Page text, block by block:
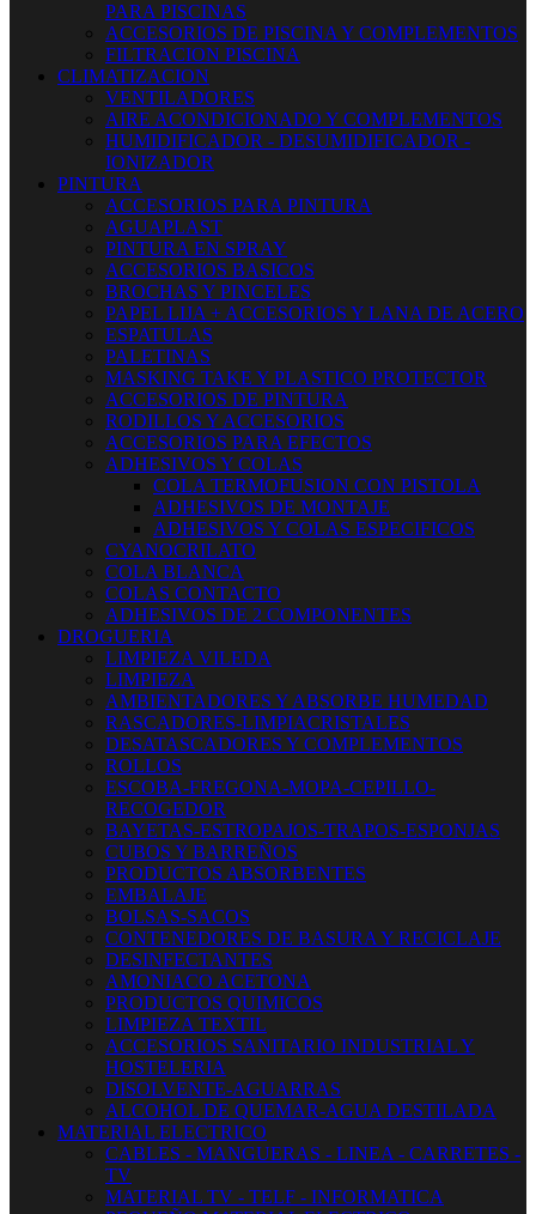
PARA PISCINAS
ACCESORIOS DE PISCINA Y COMPLEMENTOS
FILTRACION PISCINA
CLIMATIZACION
VENTILADORES
AIRE ACONDICIONADO Y COMPLEMENTOS
HUMIDIFICADOR - DESUMIDIFICADOR -
IONIZADOR
PINTURA
ACCESORIOS PARA PINTURA
AGUAPLAST
PINTURA EN SPRAY
ACCESORIOS BASICOS
BROCHAS Y PINCELES
PAPEL LIJA + ACCESORIOS Y LANA DE ACERO
ESPATULAS
PALETINAS
MASKING TAKE Y PLASTICO PROTECTOR
ACCESORIOS DE PINTURA
RODILLOS Y ACCESORIOS
ACCESORIOS PARA EFECTOS
ADHESIVOS Y COLAS
COLA TERMOFUSION CON PISTOLA
ADHESIVOS DE MONTAJE
ADHESIVOS Y COLAS ESPECIFICOS
CYANOCRILATO
COLA BLANCA
COLAS CONTACTO
ADHESIVOS DE 2 COMPONENTES
DROGUERIA
LIMPIEZA VILEDA
LIMPIEZA
AMBIENTADORES Y ABSORBE HUMEDAD
RASCADORES-LIMPIACRISTALES
DESATASCADORES Y COMPLEMENTOS
ROLLOS
ESCOBA-FREGONA-MOPA-CEPILLO-
RECOGEDOR
BAYETAS-ESTROPAJOS-TRAPOS-ESPONJAS
CUBOS Y BARREÑOS
PRODUCTOS ABSORBENTES
EMBALAJE
BOLSAS-SACOS
CONTENEDORES DE BASURA Y RECICLAJE
DESINFECTANTES
AMONIACO ACETONA
PRODUCTOS QUIMICOS
LIMPIEZA TEXTIL
ACCESORIOS SANITARIO INDUSTRIAL Y
HOSTELERIA
DISOLVENTE-AGUARRAS
ALCOHOL DE QUEMAR-AGUA DESTILADA
MATERIAL ELECTRICO
CABLES - MANGUERAS - LINEA - CARRETES -
TV
MATERIAL TV - TELF - INFORMATICA